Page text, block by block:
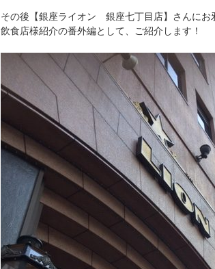
その後【銀座ライオン 銀座七丁目店】さんにお
飲食店様紹介の番外編として、ご紹介します！